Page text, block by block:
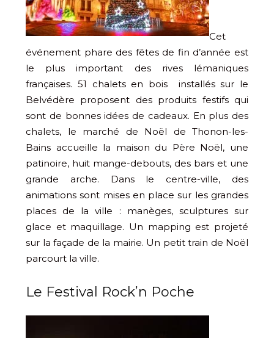
Cet
événement phare des fêtes de fin d’année est
le plus important des rives lémaniques
françaises. 51 chalets en bois installés sur le
Belvédère proposent des produits festifs qui
sont de bonnes idées de cadeaux. En plus des
chalets, le marché de Noël de Thonon-les-
Bains accueille la maison du Père Noël, une
patinoire, huit mange-debouts, des bars et une
grande arche. Dans le centre-ville, des
animations sont mises en place sur les grandes
places de la ville : manèges, sculptures sur
glace et maquillage. Un mapping est projeté
sur la façade de la mairie. Un petit train de Noël
parcourt la ville.
Le Festival Rock’n Poche